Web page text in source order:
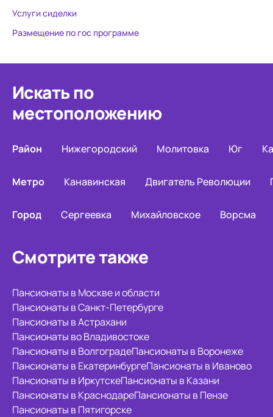
Услуги сиделки
Размещение по гос программе
Искать по
местоположению
Район Нижегородский Молитовка Юг
Метро Канавинская Двигатель Революции
Город Сергеевка Михайловское Ворсма
Смотрите также
Пансионаты в Москве и области
Пансионаты в Санкт-Петербурге
Пансионаты в Астрахани
Пансионаты во Владивостоке
Пансионаты в ВолгоградеПансионаты в Воронеже
Пансионаты в ЕкатеринбургеПансионаты в Иваново
Пансионаты в ИркутскеПансионаты в Казани
Пансионаты в КраснодареПансионаты в Пензе
Пансионаты в Пятигорске